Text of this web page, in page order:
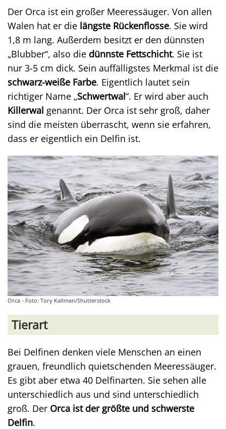
Der Orca ist ein großer Meeressäuger. Von allen
Walen hat er die längste Rückenflosse. Sie wird
1,8 m lang. Außerdem besitzt er den dünnsten
„Blubber“, also die dünnste Fettschicht. Sie ist
nur 3-5 cm dick. Sein auffälligstes Merkmal ist die
schwarz-weiße Farbe. Eigentlich lautet sein
richtiger Name „Schwertwal“. Er wird aber auch
Killerwal genannt. Der Orca ist sehr groß, daher
sind die meisten überrascht, wenn sie erfahren,
dass er eigentlich ein Delfin ist.
Orca - Foto: Tory Kallman/Shutterstock
Tierart
Bei Delfinen denken viele Menschen an einen
grauen, freundlich quietschenden Meeressäuger.
Es gibt aber etwa 40 Delfinarten. Sie sehen alle
unterschiedlich aus und sind unterschiedlich
groß. Der Orca ist der größte und schwerste
Delfin.